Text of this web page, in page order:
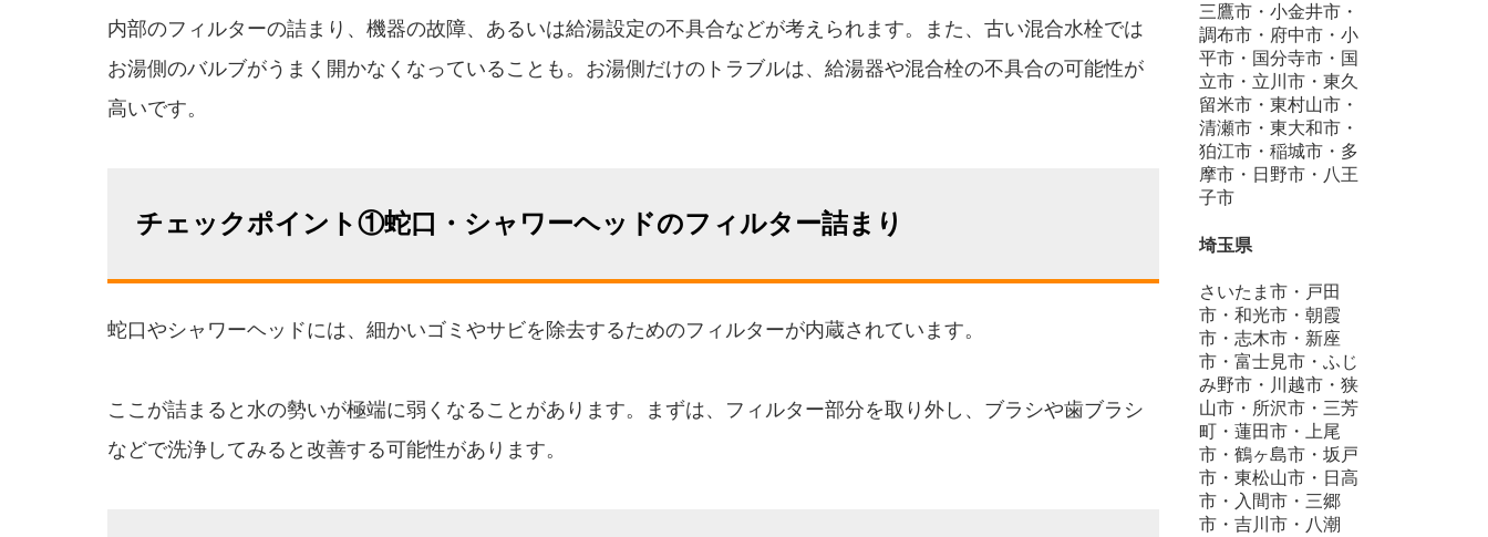
内部のフィルターの詰まり、機器の故障、あるいは給湯設定の不具合などが考えられます。また、古い混合水栓では
お湯側のバルブがうまく開かなくなっていることも。お湯側だけのトラブルは、給湯器や混合栓の不具合の可能性が
高いです。
チェックポイント①蛇口・シャワーヘッドのフィルター詰まり
蛇口やシャワーヘッドには、細かいゴミやサビを除去するためのフィルターが内蔵されています。
ここが詰まると水の勢いが極端に弱くなることがあります。まずは、フィルター部分を取り外し、ブラシや歯ブラシ
などで洗浄してみると改善する可能性があります。
三鷹市・小金井市・
調布市・府中市・小
平市・国分寺市・国
立市・立川市・東久
留米市・東村山市・
清瀬市・東大和市・
狛江市・稲城市・多
摩市・日野市・八王
子市
埼玉県
さいたま市・戸田
市・和光市・朝霞
市・志木市・新座
市・富士見市・ふじ
み野市・川越市・狭
山市・所沢市・三芳
町・蓮田市・上尾
市・鶴ヶ島市・坂戸
市・東松山市・日高
市・入間市・三郷
市・吉川市・八潮